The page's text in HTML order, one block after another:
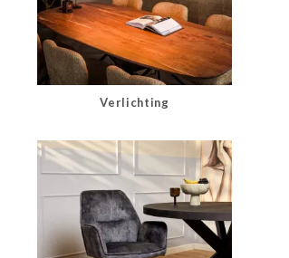
Verlichting